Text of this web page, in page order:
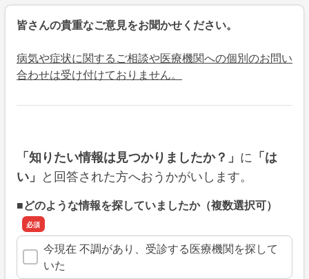
皆さんの貴重なご意見をお聞かせください。
病気や症状に関するご相談や医療機関への個別のお問い
合わせは受け付けておりません。
「知りたい情報は見つかりましたか？」 に 「は
い」 と回答された方へおうかがいします。
■どのような情報を探していましたか（複数選択可）
今現在 不調があり、受診する医療機関を探して
いた